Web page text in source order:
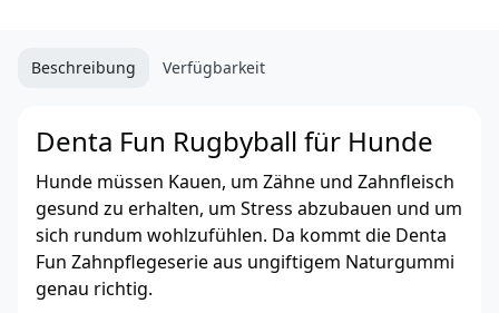
Beschreibung Verfügbarkeit
Denta Fun Rugbyball für Hunde
Hunde müssen Kauen, um Zähne und Zahnfleisch
gesund zu erhalten, um Stress abzubauen und um
sich rundum wohlzufühlen. Da kommt die Denta
Fun Zahnpflegeserie aus ungiftigem Naturgummi
genau richtig.